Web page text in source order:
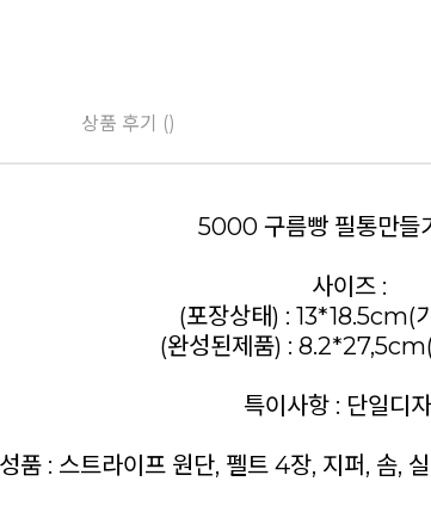
상품 후기 ()
5000 구름빵 필통만들
사이즈 :
(포장상태) : 13*18.5cm(
(완성된제품) :
특이사항 : 단일디
품 : 스트라이프 원단, 펠트 4장, 지퍼, 솜,